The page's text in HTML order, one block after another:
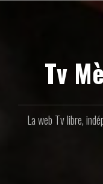
Tv
La web Tv libre,